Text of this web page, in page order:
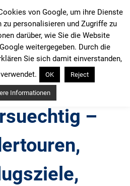
–
von Google, um ihre Dienste
zu personalisieren und Zugriffe zu
darüber, wie Sie die Website
weitergegeben. Durch die
Sie sich damit einverstanden,
OK Reject
Informationen